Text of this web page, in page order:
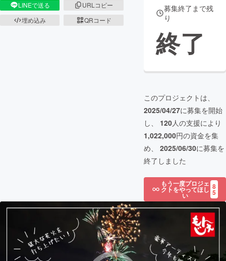
LINEで送る
URLコピー
埋め込み
QRコード
募集終了まで残
り
終了
このプロジェクトは、
2025/04/27に募集を開始
し、 120人の支援により
1,022,000円の資金を集
め、 2025/06/30に募集を
終了しました
もう一度プロジェ
クトをやってほし
い
8
5